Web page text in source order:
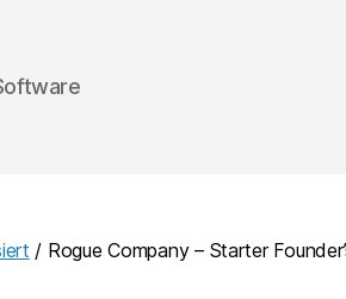
/ Rogue Company – Starter